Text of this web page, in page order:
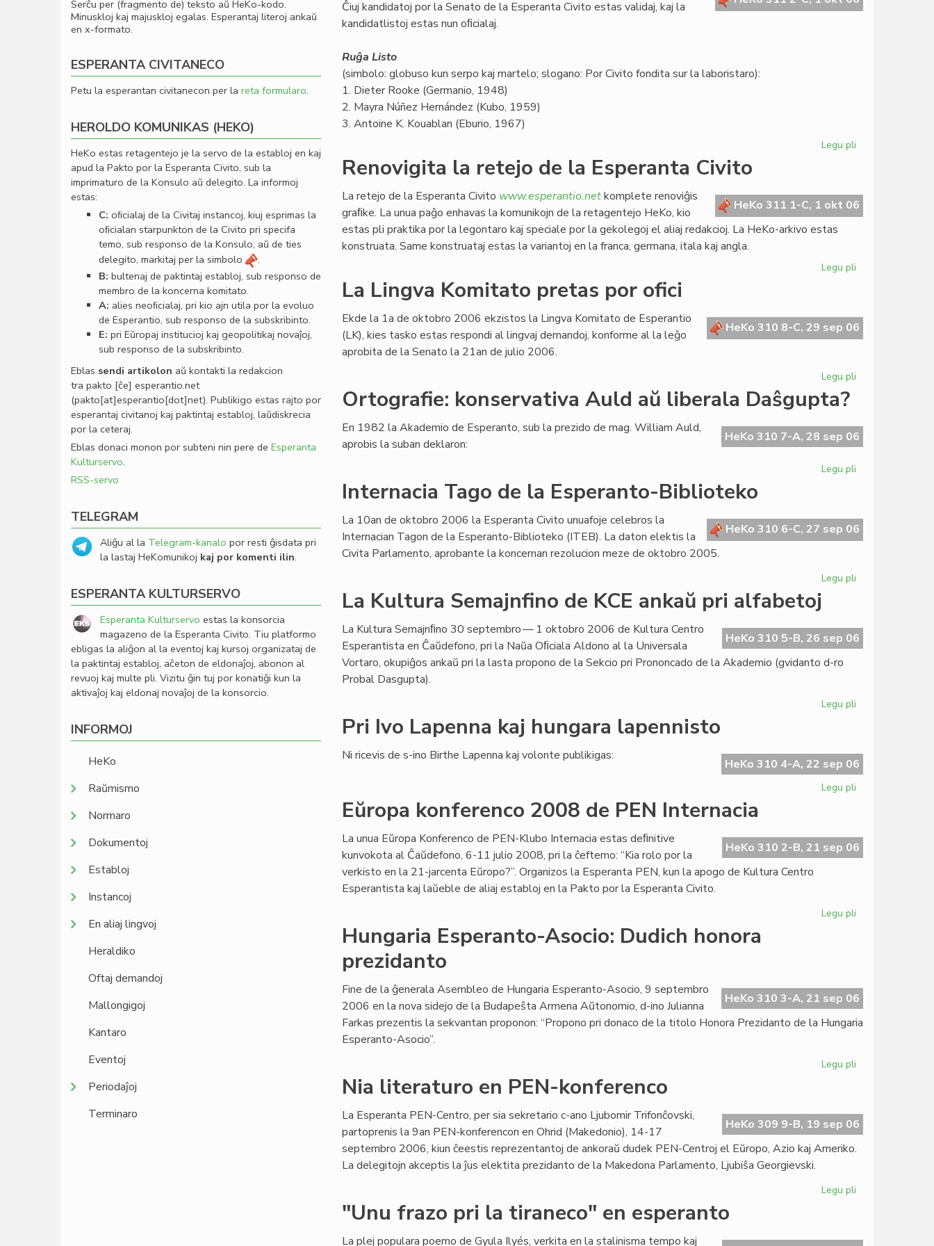
Ĉiuj kandidatoj por la Senato de la Esperanta Civito estas validaj, kaj la
kandidatlistoj estas nun oﬁcialaj.
Ruĝa Listo
(simbolo: globuso kun serpo kaj martelo; slogano: Por Civito fondita sur la laboristaro):
1. Dieter Rooke (Germanio, 1948)
2. Mayra Núñez Hernández (Kubo, 1959)
3. Antoine K. Kouablan (Eburio, 1967)
Legu pli
estas
definitivaj
Renovigita la retejo de la Esperanta Civito
HeKo 311 1-C, 1 okt 06
La retejo de la Esperanta Civito www.esperantio.netkomplete renoviĝis
graﬁke. La unua paĝo enhavas la komunikojn de la retagentejo HeKo, kio
estas pli praktika por la legontaro kaj speciale por la gekolegoj el aliaj redakcioj. La HeKo-arkivo estas
konstruata. Same konstruataj estas la variantoj en la franca, germana, itala kaj angla.
Legu pli
de
la
La Lingva Komitato pretas por ofici
HeKo 310 8-C, 29 sep 06
Ekde la 1a de oktobro 2006 ekzistos la Lingva Komitato de Esperantio
(LK), kies tasko estas respondi al lingvaj demandoj, konforme al la leĝo
aprobita de la Senato la 21an de julio 2006.
Legu pli
pretas
por
Ortografie: konservativa Auld aŭ liberala Daŝgupta?
HeKo 310 7-A, 28 sep 06
En 1982 la Akademio de Esperanto, sub la prezido de mag. William Auld,
aprobis la suban deklaron:
Legu pli
aŭ
liberala
Internacia Tago de la Esperanto-Biblioteko
HeKo 310 6-C, 27 sep 06
La 10an de oktobro 2006 la Esperanta Civito unuafoje celebros la
Internacian Tagon de la Esperanto-Biblioteko (ITEB). La daton elektis la
Civita Parlamento, aprobante la koncernan rezolucion meze de oktobro 2005.
Legu pli
la
Esperanto-
La Kultura Semajnfino de KCE ankaŭ pri alfabetoj
HeKo 310 5-B, 26 sep 06
La Kultura Semajnﬁno 30 septembro — 1 oktobro 2006 de Kultura Centro
Esperantista en Ĉaŭdefono, pri la Naŭa Oﬁciala Aldono al la Universala
Vortaro, okupiĝos ankaŭ pri la lasta propono de la Sekcio pri Prononcado de la Akademio (gvidanto d-ro
Probal Dasgupta).
Legu pli
de
KCE
Pri Ivo Lapenna kaj hungara lapennisto
HeKo 310 4-A, 22 sep 06
Ni ricevis de s-ino Birthe Lapenna kaj volonte publikigas:
Legu pli
kaj
hungara
Eŭropa konferenco 2008 de PEN Internacia
HeKo 310 2-B, 21 sep 06
La unua Eŭropa Konferenco de PEN-Klubo Internacia estas deﬁnitive
kunvokota al Ĉaŭdefono, 6-11 julio 2008, pri la ĉeftemo: “Kia rolo por la
verkisto en la 21-jarcenta Eŭropo?”. Organizos la Esperanta PEN, kun la apogo de Kultura Centro
Esperantista kaj laŭeble de aliaj establoj en la Pakto por la Esperanta Civito.
Legu pli
PEN
Internacia
Hungaria Esperanto-Asocio: Dudich honora
prezidanto
HeKo 310 3-A, 21 sep 06
Fine de la ĝenerala Asembleo de Hungaria Esperanto-Asocio, 9 septembro
2006 en la nova sidejo de la Budapeŝta Armena Aŭtonomio, d-ino Julianna
Farkas prezentis la sekvantan proponon: “Propono pri donaco de la titolo Honora Prezidanto de la Hungaria
Esperanto-Asocio”.
Legu pli
Dudich
honora
Nia literaturo en PEN-konferenco
HeKo 309 9-B, 19 sep 06
La Esperanta PEN-Centro, per sia sekretario c-ano Ljubomir Trifonĉovski,
partoprenis la 9an PEN-konferencon en Ohrid (Makedonio), 14-17
septembro 2006, kiun ĉeestis reprezentantoj de ankoraŭ dudek PEN-Centroj el Eŭropo, Azio kaj Ameriko.
La delegitojn akceptis la ĵus elektita prezidanto de la Makedona Parlamento, Ljubiŝa Georgievski.
Legu pli
"Unu frazo pri la tiraneco" en esperanto
La plej populara poemo de Gyula Ilyés, verkita en la stalinisma tempo kaj
Serĉu per (fragmento de) teksto aŭ HeKo-kodo.
Minuskloj kaj majuskloj egalas. Esperantaj literoj ankaŭ
en x-formato.
ESPERANTA CIVITANECO
Petu la esperantan civitanecon per la reta formularo.
HEROLDO KOMUNIKAS (HEKO)
HeKo estas retagentejo je la servo de la establoj en kaj
apud la Pakto por la Esperanta Civito, sub la
imprimaturo de la Konsulo aŭ delegito. La informoj
estas:
C: oﬁcialaj de la Civitaj instancoj, kiuj esprimas la
oﬁcialan starpunkton de la Civito pri specifa
temo, sub responso de la Konsulo, aŭ de ties
delegito, markitaj per la simbolo
.
B: bultenaj de paktintaj establoj, sub responso de
membro de la koncerna komitato.
A: alies neoﬁcialaj, pri kio ajn utila por la evoluo
de Esperantio, sub responso de la subskribinto.
E: pri Eŭropaj institucioj kaj geopolitikaj novaĵoj,
sub responso de la subskribinto.
Eblas sendi artikolon aŭ kontakti la redakcion
tra pakto [ĉe] esperantio.net
(pakto[at]esperantio[dot]net). Publikigo estas rajto por
esperantaj civitanoj kaj paktintaj establoj, laŭdiskrecia
por la ceteraj.
Eblas donaci monon por subteni nin pere de Esperanta
Kulturservo.
RSS-servo
TELEGRAM
Aliĝu al la Telegram-kanalo por resti ĝisdata pri
la lastaj HeKomunikoj kaj por komenti ilin.
ESPERANTA KULTURSERVO
Esperanta Kulturservo estas la konsorcia
magazeno de la Esperanta Civito. Tiu platformo
ebligas la aliĝon al la eventoj kaj kursoj organizataj de
la paktintaj establoj, aĉeton de eldonaĵoj, abonon al
revuoj kaj multe pli. Vizitu ĝin tuj por konatiĝi kun la
aktivaĵoj kaj eldonaj novaĵoj de la konsorcio.
INFORMOJ
HeKo
Raŭmismo
Normaro
Dokumentoj
Establoj
Instancoj
En aliaj lingvoj
Heraldiko
Oftaj demandoj
Mallongigoj
Kantaro
Eventoj
Periodaĵoj
Terminaro